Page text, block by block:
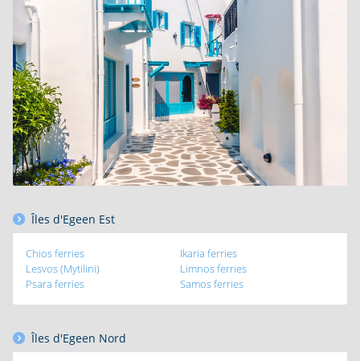
Îles d'Egeen Est
Chios ferries
Ikaria ferries
Lesvos (Mytilini)
Limnos ferries
Psara ferries
Samos ferries
Îles d'Egeen Nord